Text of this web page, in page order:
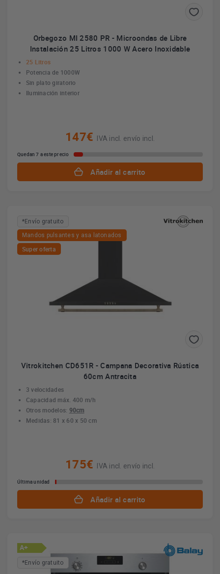
Orbegozo MI 2580 PR - Microondas de Libre
Instalación 25 Litros 1000 W Acero Inoxidable
25 Litros
Potencia de 1000W
Sin plato giratorio
Iluminación interior
147€ IVA incl. envío incl.
Quedan 7 a este precio
Añadir al carrito
*Envío gratuito
Mandos pulsantes y asa latonados
Super oferta
Vitrokitchen CD651R - Campana Decorativa Rústica
60cm Antracita
3 velocidades
Capacidad máx. 400 m/h
Otros modelos: 90cm
Medidas: 81 x 60 x 50 cm
175€ IVA incl. envío incl.
Última unidad
Añadir al carrito
A+
*Envío gratuito